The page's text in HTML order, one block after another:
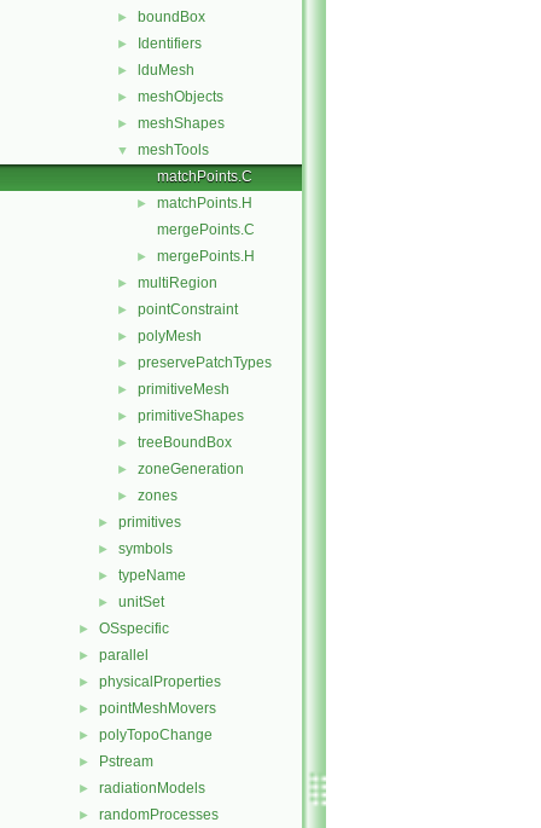
► boundBox
► Identifiers
► lduMesh
► meshObjects
► meshShapes
▼
meshTools
matchPoints.C
►
matchPoints.H
mergePoints.C
► mergePoints.H
► multiRegion
► pointConstraint
► polyMesh
► preservePatchTypes
► primitiveMesh
► primitiveShapes
► treeBoundBox
► zoneGeneration
► zones
► primitives
► symbols
► typeName
► unitSet
► OSspecific
► parallel
► physicalProperties
► pointMeshMovers
► polyTopoChange
► Pstream
► radiationModels
► randomProcesses